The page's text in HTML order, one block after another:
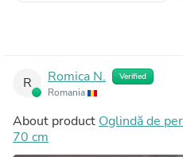
R Romica N. Verified
Romania
About product Oglindă de
70 cm